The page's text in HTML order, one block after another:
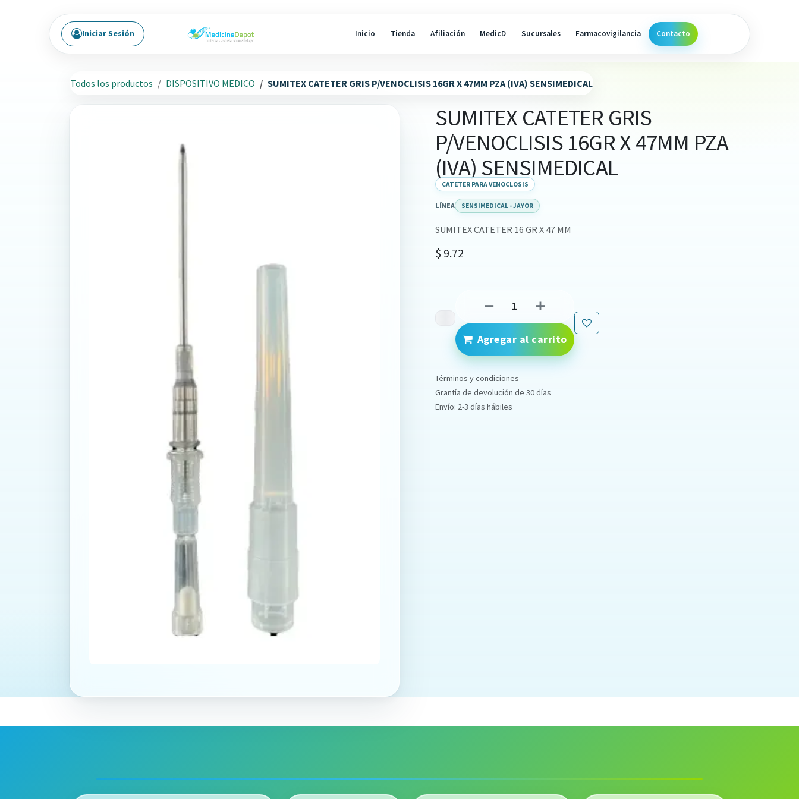
Inicio Tienda Afiliación MedicD Sucursales Farmacovigilancia Contacto
Iniciar Sesión
Todos los productos DISPOSITIVO MEDICO SUMITEX CATETER GRIS P/VENOCLISIS 16GR X 47MM PZA (IVA) SENSIMEDICAL
SUMITEX CATETER GRIS
P/VENOCLISIS 16GR X 47MM PZA
(IVA) SENSIMEDICAL
CATETER PARA VENOCLOSIS
LÍNEA SENSIMEDICAL - JAYOR
SUMITEX CATETER 16 GR X 47 MM
$ 9.72
Agregar al carrito
Términos y condiciones
Grantía de devolución de 30 días
Envío: 2-3 días hábiles